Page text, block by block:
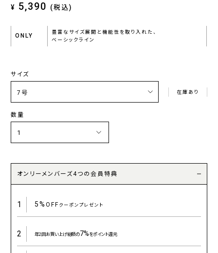
¥ 5,390 (税込)
ONLY
豊富なサイズ展開と機能性を取り入れた、
ベーシックライン
サイズ
在庫あり
数量
オンリーメンバーズ4つの会員特典
1 5%OFFクーポンプレゼント
2 年2回お買い上げ総額の7%をポイント還元